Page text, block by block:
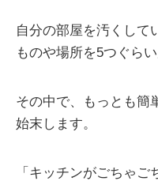
自分の部屋を汚くして
ものや場所を5つぐらい
その中で、もっとも簡
始末します。
「キッチンがごちゃ